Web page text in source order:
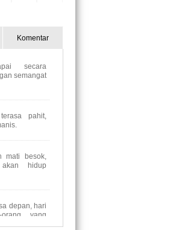
Komentar
secara
semangat
pahit,
mati besok,
hidup
depan, hari
yang